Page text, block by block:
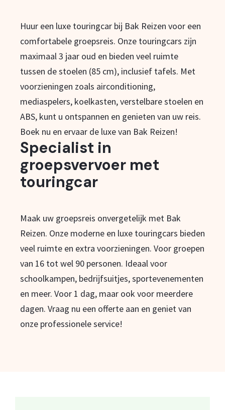
Huur een luxe touringcar bij Bak Reizen voor een
comfortabele groepsreis. Onze touringcars zijn
maximaal 3 jaar oud en bieden veel ruimte
tussen de stoelen (85 cm), inclusief tafels. Met
voorzieningen zoals airconditioning,
mediaspelers, koelkasten, verstelbare stoelen en
ABS, kunt u ontspannen en genieten van uw reis.
Boek nu en ervaar de luxe van Bak Reizen!
Specialist in
groepsvervoer met
touringcar
Maak uw groepsreis onvergetelijk met Bak
Reizen. Onze moderne en luxe touringcars bieden
veel ruimte en extra voorzieningen. Voor groepen
van 16 tot wel 90 personen. Ideaal voor
schoolkampen, bedrijfsuitjes, sportevenementen
en meer. Voor 1 dag, maar ook voor meerdere
dagen. Vraag nu een offerte aan en geniet van
onze professionele service!